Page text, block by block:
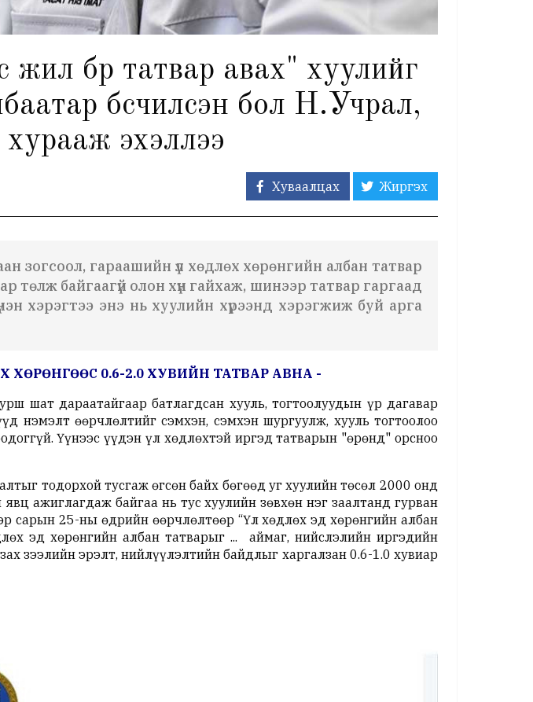
бүр татвар авах" хуулийг
бүсчилсэн бол Н.Учрал,
хурааж эхэллээ
Хуваалцах Жиргэх
зогсоол, гараашийн үл хөдлөх хөрөнгийн албан татвар
төлж байгаагүй олон хүн гайхаж, шинээр татвар гаргаад
хэрэгтээ энэ нь хуулийн хүрээнд хэрэгжиж буй арга
ХӨРӨНГӨӨС 0.6-2.0 ХУВИЙН ТАТВАР АВНА -
шат дараатайгаар батлагдсан хууль, тогтоолуудын үр дагавар
нэмэлт өөрчлөлтийг сэмхэн, сэмхэн шургуулж, хууль тогтоолоо
Үүнээс үүдэн үл хөдлөхтэй иргэд татварын "өрөнд" орсноо
тодорхой тусгаж өгсөн байх бөгөөд уг хуулийн төсөл 2000 онд
ажиглагдаж байгаа нь тус хуулийн зөвхөн нэг заалтанд гурван
сарын 25-ны өдрийн өөрчлөлтөөр “Үл хөдлөх эд хөрөнгийн албан
эд хөрөнгийн албан татварыг ... аймаг, нийслэлийн иргэдийн
зээлийн эрэлт, нийлүүлэлтийн байдлыг харгалзан 0.6-1.0 хувиар